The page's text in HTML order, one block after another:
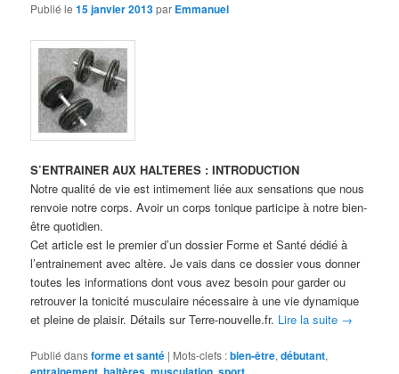
Publié le15 janvier 2013par Emmanuel
S’ENTRAINER AUX HALTERES : INTRODUCTION
Notre qualité de vie est intimement liée aux sensations que nous
renvoie notre corps. Avoir un corps tonique participe à notre bien-
être quotidien.
Cet article est le premier d’un dossier Forme et Santé dédié à
l’entrainement avec altère. Je vais dans ce dossier vous donner
toutes les informations dont vous avez besoin pour garder ou
retrouver la tonicité musculaire nécessaire à une vie dynamique
et pleine de plaisir. Détails sur Terre-nouvelle.fr. Lire la suite →
Publié dansforme et santé | Mots-clefs :bien-être,débutant,
, , ,